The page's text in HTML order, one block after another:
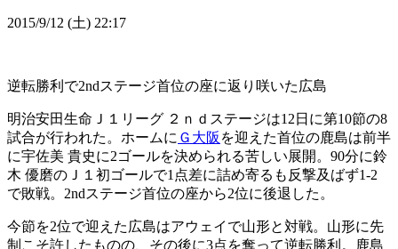
2015/9/12 (土) 22:17
逆転勝利で2ndステージ首位の座に返り咲いた広島
明治安田生命Ｊ１リーグ ２ｎｄステージは12日に第10節の8
試合が行われた。ホームに Ｇ大阪 を迎えた首位の鹿島は前半
に宇佐美 貴史に2ゴールを決められる苦しい展開。90分に鈴
木 優磨のＪ１初ゴールで1点差に詰め寄るも反撃及ばず1-2
で敗戦。2ndステージ首位の座から2位に後退した。
今節を2位で迎えた広島はアウェイで山形と対戦。山形に先
制こそ許したものの、その後に3点を奪って逆転勝利。鹿島